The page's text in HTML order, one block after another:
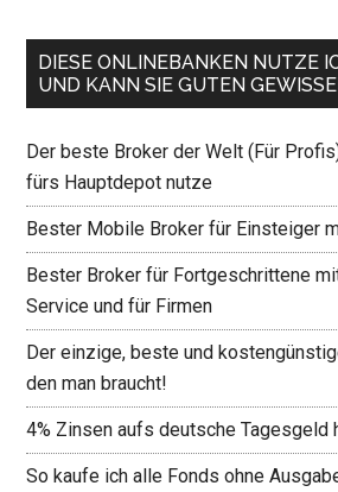
DIESE ONLINEBANKEN NUTZE
UND KANN SIE GUTEN
Der beste Broker der Welt (Für
fürs Hauptdepot nutze
Bester Mobile Broker für Einsteiger
Bester Broker für Fortgeschrittene
Service und für Firmen
Der einzige, beste und
den man braucht!
4% Zinsen aufs deutsche Tagesgeld
So kaufe ich alle Fonds ohne